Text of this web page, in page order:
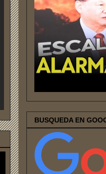
BUSQUEDA EN